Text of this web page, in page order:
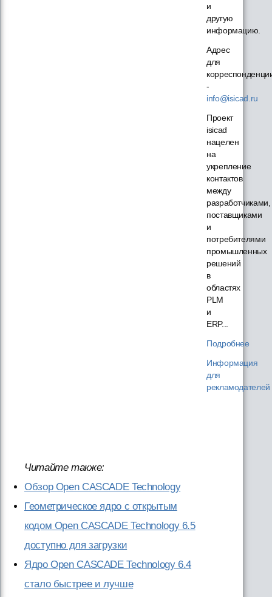
Читайте также:
Обзор Open CASCADE Technology
Геометрическое ядро с открытым
кодом Open CASCADE Technology 6.5
доступно для загрузки
Ядро Open CASCADE Technology 6.4
стало быстрее и лучше
и
другую
информацию.
Адрес
для
-
info@isicad.ru
Проект
isicad
нацелен
на
укрепление
контактов
между
разработчиками,
поставщиками
и
потребителями
промышленных
решений
в
областях
PLM
и
ERP...
Подробнее
Информация
для
рекламодателей